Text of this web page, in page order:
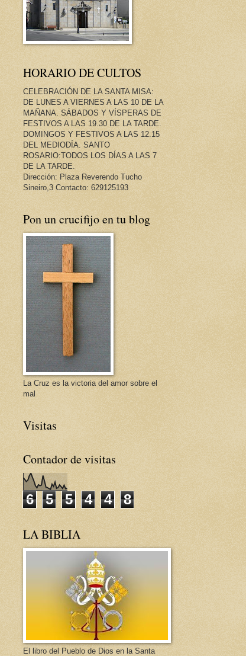
HORARIO DE CULTOS
CELEBRACIÓN DE LA SANTA MISA:
DE LUNES A VIERNES A LAS 10 DE LA
MAÑANA. SÁBADOS Y VÍSPERAS DE
FESTIVOS A LAS 19.30 DE LA TARDE.
DOMINGOS Y FESTIVOS A LAS 12.15
DEL MEDIODÍA. SANTO
ROSARIO:TODOS LOS DÍAS A LAS 7
DE LA TARDE.
Dirección: Plaza Reverendo Tucho
Sineiro,3 Contacto: 629125193
Pon un crucifijo en tu blog
La Cruz es la victoria del amor sobre el
mal
Visitas
Contador de visitas
6 5 5 4 4 8
LA BIBLIA
El libro del Pueblo de Dios en la Santa